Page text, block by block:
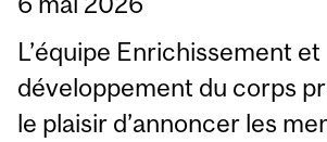
L’équipe Enrichissement et
développement du corps
le plaisir d’annoncer les